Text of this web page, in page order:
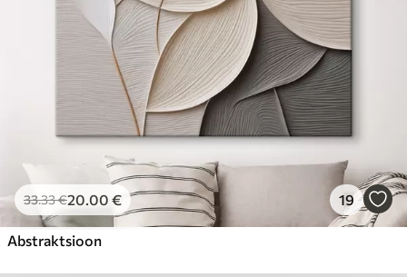
33.33€20.00 € 19
Abstraktsioon